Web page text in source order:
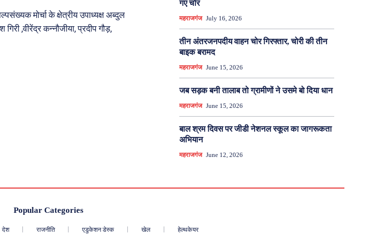
मोर्चा के क्षेत्रीय उपाध्यक्ष अब्दुल
,वीरेंद्र कन्नौजीया, प्रदीप गौड़,
गए चोर
महराजगंज July 16, 2026
तीन अंतरजनपदीय वाहन चोर गिरफ्तार, चोरी की तीन
बाइक बरामद
महराजगंज June 15, 2026
जब सड़क बनी तालाब तो ग्रामीणों ने उसमे बो दिया धान
महराजगंज June 15, 2026
बाल श्रम दिवस पर जीडी नेशनल स्कूल का जागरूकता
अभियान
महराजगंज June 12, 2026
Popular Categories
देश राजनीति एडुकेशन डेस्क खेल हेल्थकेयर